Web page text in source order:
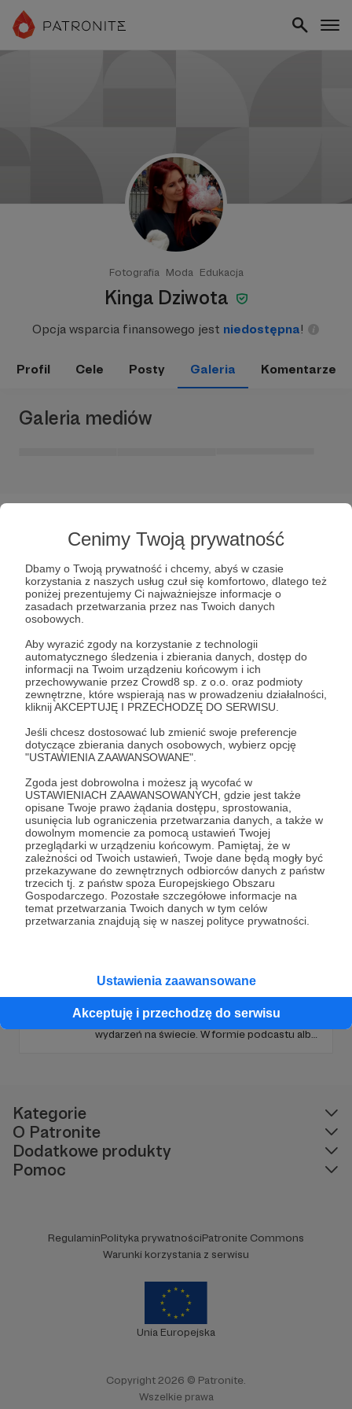
Cenimy Twoją prywatność
Dbamy o Twoją prywatność i chcemy, abyś w czasie
korzystania z naszych usług czuł się komfortowo, dlatego też
poniżej prezentujemy Ci najważniejsze informacje o
zasadach przetwarzania przez nas Twoich danych
osobowych.
Aby wyrazić zgody na korzystanie z technologii
automatycznego śledzenia i zbierania danych, dostęp do
informacji na Twoim urządzeniu końcowym i ich
przechowywanie przez Crowd8 sp. z o.o. oraz podmioty
zewnętrzne, które wspierają nas w prowadzeniu działalności,
kliknij AKCEPTUJĘ I PRZECHODZĘ DO SERWISU.
Jeśli chcesz dostosować lub zmienić swoje preferencje
dotyczące zbierania danych osobowych, wybierz opcję
"USTAWIENIA ZAAWANSOWANE".
Zgoda jest dobrowolna i możesz ją wycofać w
USTAWIENIACH ZAAWANSOWANYCH, gdzie jest także
opisane Twoje prawo żądania dostępu, sprostowania,
usunięcia lub ograniczenia przetwarzania danych, a także w
dowolnym momencie za pomocą ustawień Twojej
przeglądarki w urządzeniu końcowym. Pamiętaj, że w
zależności od Twoich ustawień, Twoje dane będą mogły być
przekazywane do zewnętrznych odbiorców danych z państw
trzecich tj. z państw spoza Europejskiego Obszaru
Gospodarczego. Pozostałe szczegółowe informacje na
temat przetwarzania Twoich danych w tym celów
przetwarzania znajdują się w naszej polityce prywatności.
Ustawienia zaawansowane
Akceptuję i przechodzę do serwisu
Fotografia Moda Edukacja
Kinga Dziwota
Opcja wsparcia finansowego jest niedostępna!
Profil Cele Posty Galeria Komentarze
Galeria mediów
Dołącz do grona Patronów!
Wesprzyj działalność Autora
Zostań Patronem
Promowani autorzy
Radio Wnet
4425 patronów 170965 zł miesięcznie
Radio Wnet to radio z duszą! Tworzą je ludzie
z pasją, którzy dbają o to, aby słuchaczom
dostarczyć maksimum rzetelnego
dziennikarstwa. A mogą to robić, ponieważ
Radio Wnet jest w pełni niezależne i… wolne!
6531 patronów 111235 zł miesięcznie
Raport o stanie świata Dariusza Rosiaka to
autorski wybór komentarzy i relacji na temat
wydarzeń na świecie. W formie podcastu albo
Kategorie
O Patronite
Dodatkowe produkty
Pomoc
RegulaminPolityka prywatnościPatronite Commons
Warunki korzystania z serwisu
Unia Europejska
Copyright 2026 © Patronite.
Wszelkie prawa